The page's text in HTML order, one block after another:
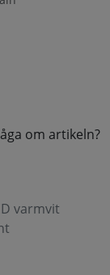
om artikeln?
varmvit